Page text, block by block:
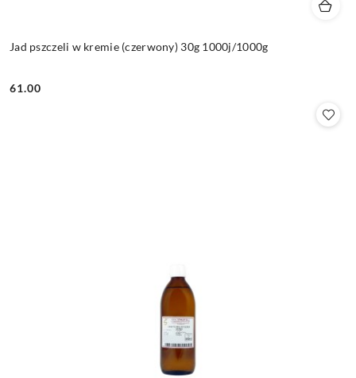
Jad pszczeli w kremie (czerwony) 30g 1000j/1000g
Cena:
61.00